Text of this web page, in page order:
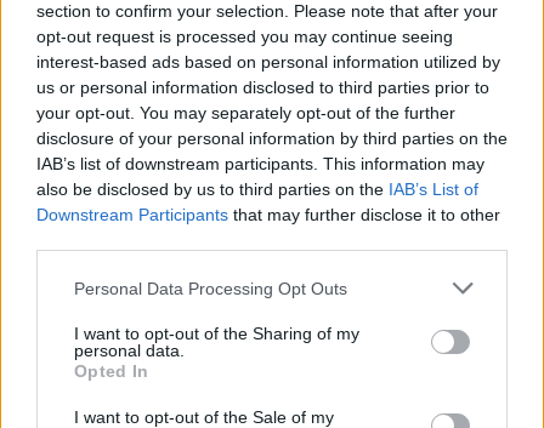
section to confirm your selection. Please note that after your
opt-out request is processed you may continue seeing
interest-based ads based on personal information utilized by
us or personal information disclosed to third parties prior to
your opt-out. You may separately opt-out of the further
disclosure of your personal information by third parties on the
IAB’s list of downstream participants. This information may
also be disclosed by us to third parties on the IAB’s List of
Downstream Participants that may further disclose it to other
Personal Data Processing Opt Outs
I want to opt-out of the Sharing of my
personal data.
Opted In
I want to opt-out of the Sale of my
Senaste inlägget avMossan1 tisdag 19:42i Övriga fordon
Slipa och polera rinningar 4 svar
Senaste inlägget avturboblondie tisdag 14:22iBilvård och
biltvätt
VW LT35 -04 2.5 TDI dör sporadiskt under
körning, startar direkt efter nyckelcykel.
Delar bytta utan resultat.
felsökning
Senaste projektinläggen
Volkswagen Golf MK4 v6 4motion OEM++
med JDM inspiration.
Projekt